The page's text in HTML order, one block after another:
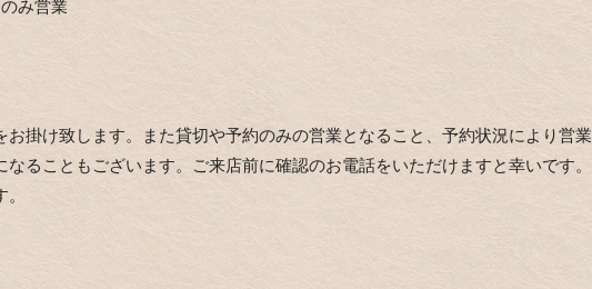
み営業
お掛け致します。また貸切や予約のみの営業となること、予約状況により営業
なることもございます。ご来店前に確認のお電話をいただけますと幸いです。